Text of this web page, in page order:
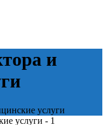
и
услуги